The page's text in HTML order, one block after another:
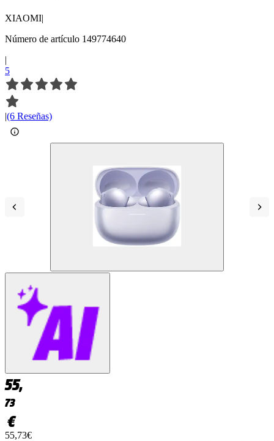
XIAOMI|
Número de artículo 149774640
|
5
|(6 Reseñas)
55,
73
€
55,73€